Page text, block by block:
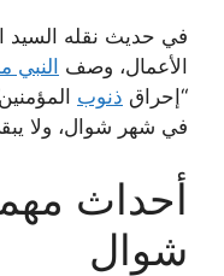
في حديث نقله السيد
الأعمال، وصف
“إحراق ذنوب
في شهر شوال، ولا
أحداث
شوال